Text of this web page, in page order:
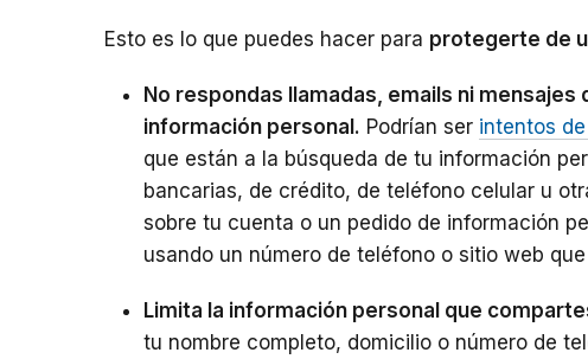
Esto es lo que puedes hacer para protegerte de
No respondas llamadas, emails ni
información personal. Podrían ser intentos
que están a la búsqueda de tu información
bancarias, de crédito, de teléfono celular u
sobre tu cuenta o un pedido de información
usando un número de teléfono o sitio web
Limita la información personal que
tu nombre completo, domicilio o número de